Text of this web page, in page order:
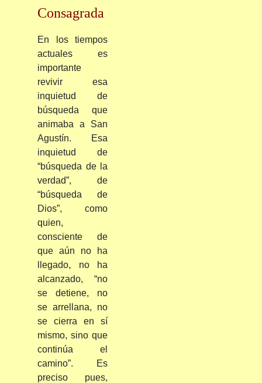
Consagrada
En los tiempos
actuales es
importante
revivir esa
inquietud de
búsqueda que
animaba a San
Agustín. Esa
inquietud de
“búsqueda de la
verdad”, de
“búsqueda de
Dios”, como
quien,
consciente de
que aún no ha
llegado, no ha
alcanzado, “no
se detiene, no
se arrellana, no
se cierra en sí
mismo, sino que
continúa el
camino”. Es
preciso pues,